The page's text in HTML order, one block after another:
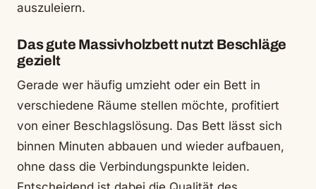
auszuleiern.
Das gute Massivholzbett nutzt Beschläge
gezielt
Gerade wer häufig umzieht oder ein Bett in
verschiedene Räume stellen möchte, profitiert
von einer Beschlagslösung. Das Bett lässt sich
binnen Minuten abbauen und wieder aufbauen,
ohne dass die Verbindungspunkte leiden.